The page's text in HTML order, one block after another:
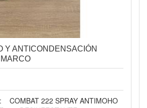
Y ANTICONDENSACIÓN
COMBAT 222 SPRAY ANTIMOHO